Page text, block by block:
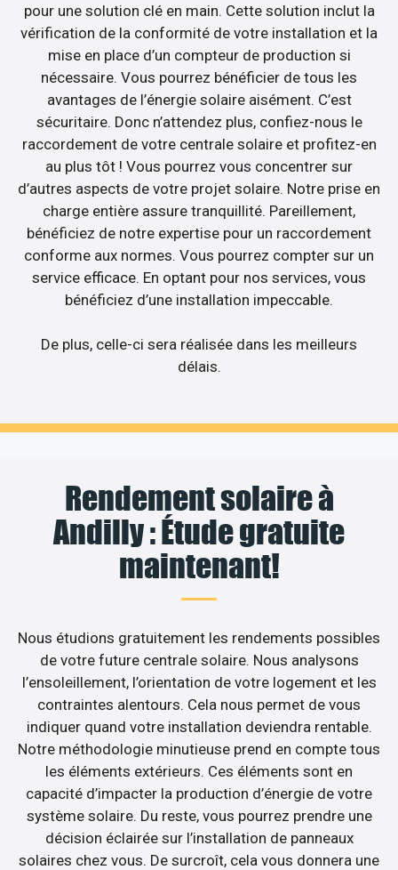
pour une solution clé en main. Cette solution inclut la
vérification de la conformité de votre installation et la
mise en place d’un compteur de production si
nécessaire. Vous pourrez bénéficier de tous les
avantages de l’énergie solaire aisément. C’est
sécuritaire. Donc n’attendez plus, confiez-nous le
raccordement de votre centrale solaire et profitez-en
au plus tôt ! Vous pourrez vous concentrer sur
d’autres aspects de votre projet solaire. Notre prise en
charge entière assure tranquillité. Pareillement,
bénéficiez de notre expertise pour un raccordement
conforme aux normes. Vous pourrez compter sur un
service efficace. En optant pour nos services, vous
bénéficiez d’une installation impeccable.
De plus, celle-ci sera réalisée dans les meilleurs
délais.
Rendement solaire à
Andilly : Étude gratuite
maintenant!
Nous étudions gratuitement les rendements possibles
de votre future centrale solaire. Nous analysons
l’ensoleillement, l’orientation de votre logement et les
contraintes alentours. Cela nous permet de vous
indiquer quand votre installation deviendra rentable.
Notre méthodologie minutieuse prend en compte tous
les éléments extérieurs. Ces éléments sont en
capacité d’impacter la production d’énergie de votre
système solaire. Du reste, vous pourrez prendre une
décision éclairée sur l’installation de panneaux
solaires chez vous. De surcroît, cela vous donnera une